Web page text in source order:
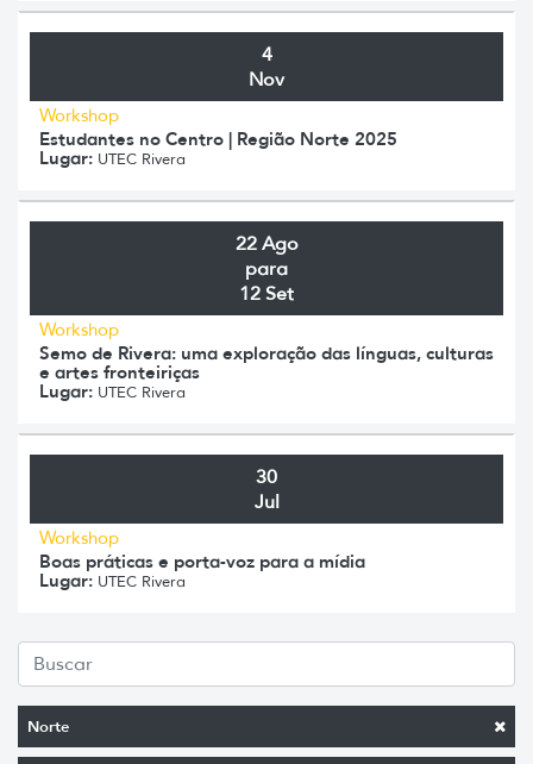
Norte
4
Nov
Workshop
Estudantes no Centro | Região Norte 2025
Lugar: UTEC Rivera
22 Ago
para
12 Set
Workshop
Semo de Rivera: uma exploração das línguas, culturas
e artes fronteiriças
Lugar: UTEC Rivera
30
Jul
Workshop
Boas práticas e porta-voz para a mídia
Lugar: UTEC Rivera